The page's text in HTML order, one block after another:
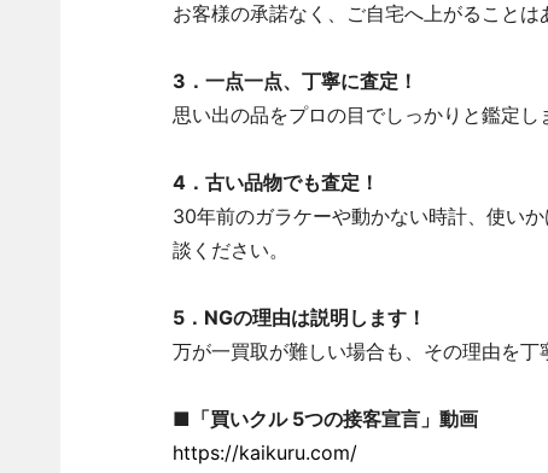
お客様の承諾なく、ご自宅へ上がることは
3．一点一点、丁寧に査定！
思い出の品をプロの目でしっかりと鑑定し
4．古い品物でも査定！
30年前のガラケーや動かない時計、使い
談ください。
5．NGの理由は説明します！
万が一買取が難しい場合も、その理由を丁
■「買いクル 5つの接客宣言」動画
https://kaikuru.com/